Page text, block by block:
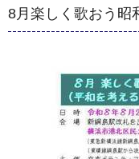
8月楽しく歌おう昭